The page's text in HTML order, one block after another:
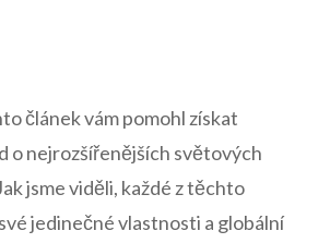
‍článek vám⁢ pomohl získat
o ⁣nejrozšířenějších​ světových
jsme‌ viděli, každé ​z těchto⁣
⁣jedinečné vlastnosti a globální